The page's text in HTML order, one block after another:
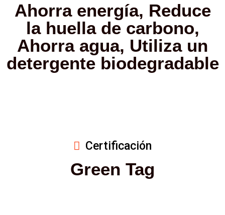
Ahorra energía, Reduce
la huella de carbono,
Ahorra agua, Utiliza un
detergente biodegradable
Certificación
Green Tag